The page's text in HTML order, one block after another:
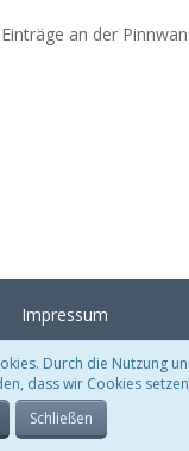
an der
Impressum
Temptation , erstellt von
Software:
Durch die Nutzung
dass wir Cookies
Schließen